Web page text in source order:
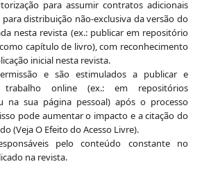
para assumir contratos adicionais
distribuição não-exclusiva da versão do
nesta revista (ex.: publicar em repositório
capítulo de livro), com reconhecimento
inicial nesta revista.
e são estimulados a publicar e
online (ex.: em repositórios
na sua página pessoal) após o processo
pode aumentar o impacto e a citação do
(Veja O Efeito do Acesso Livre).
pelo conteúdo constante no
na revista.